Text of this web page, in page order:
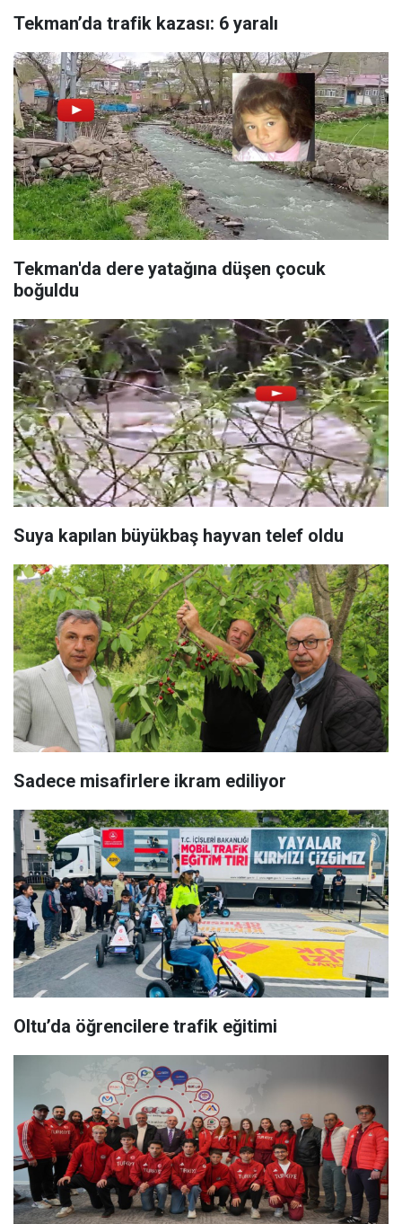
Tekman’da trafik kazası: 6 yaralı
Tekman'da dere yatağına düşen çocuk
boğuldu
Suya kapılan büyükbaş hayvan telef oldu
Sadece misafirlere ikram ediliyor
Oltu’da öğrencilere trafik eğitimi